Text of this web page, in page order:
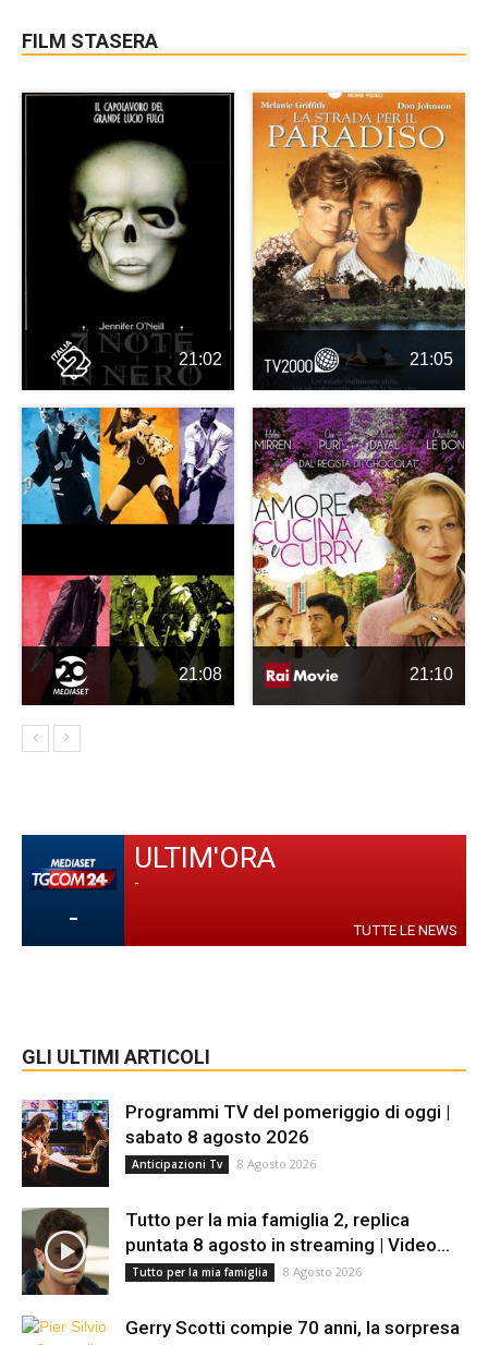
FILM STASERA
21:02 21:05
21:08 21:10
-
ULTIM'ORA
-
TUTTE LE NEWS
GLI ULTIMI ARTICOLI
Programmi TV del pomeriggio di oggi |
sabato 8 agosto 2026
Anticipazioni Tv 8 Agosto 2026
Tutto per la mia famiglia 2, replica
puntata 8 agosto in streaming | Video...
Tutto per la mia famiglia 8 Agosto 2026
Gerry Scotti compie 70 anni, la sorpresa